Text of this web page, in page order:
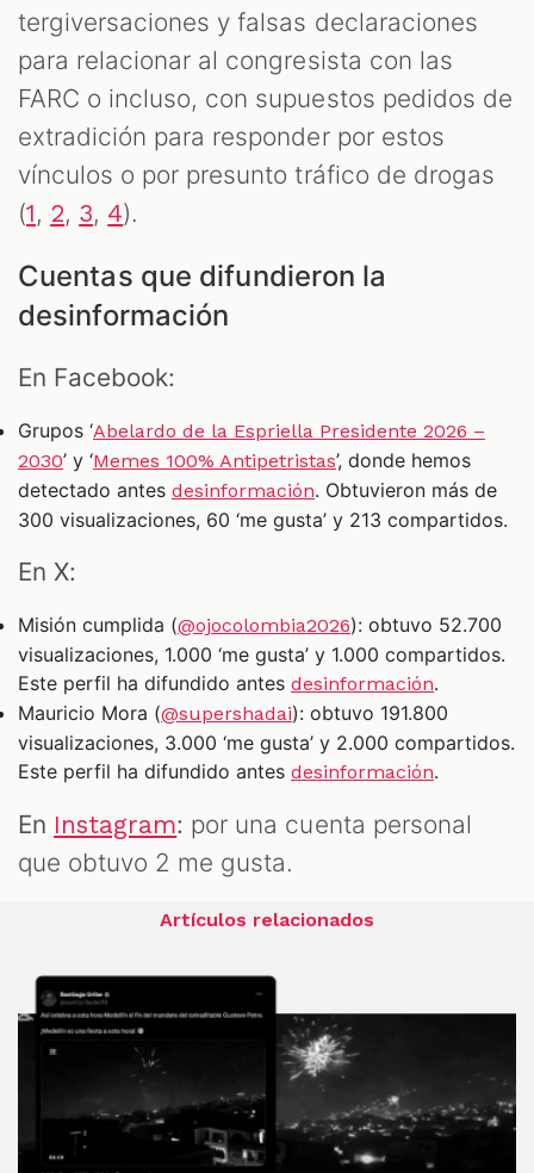
tergiversaciones y falsas declaraciones
para relacionar al congresista con las
FARC o incluso, con supuestos pedidos de
extradición para responder por estos
vínculos o por presunto tráfico de drogas
(1, 2, 3, 4).
Cuentas que difundieron la
desinformación
En Facebook:
Grupos ‘Abelardo de la Espriella Presidente 2026 –
2030’ y ‘Memes 100% Antipetristas’, donde hemos
detectado antes desinformación. Obtuvieron más de
300 visualizaciones, 60 ‘me gusta’ y 213 compartidos.
En X:
Misión cumplida (@ojocolombia2026): obtuvo 52.700
visualizaciones, 1.000 ‘me gusta’ y 1.000 compartidos.
Este perfil ha difundido antes desinformación.
Mauricio Mora (@supershadai): obtuvo 191.800
visualizaciones, 3.000 ‘me gusta’ y 2.000 compartidos.
Este perfil ha difundido antes desinformación.
En Instagram: por una cuenta personal
que obtuvo 2 me gusta.
Artículos relacionados